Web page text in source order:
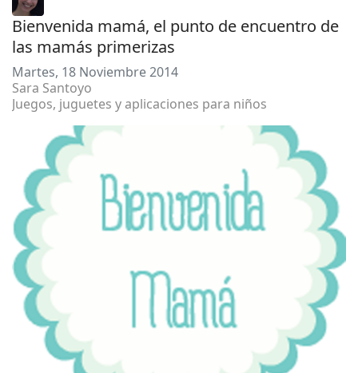
Bienvenida mamá, el punto de encuentro de
las mamás primerizas
Martes, 18 Noviembre 2014
Sara Santoyo
Juegos, juguetes y aplicaciones para niños